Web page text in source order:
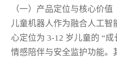
（一）产品定位与核心价值
儿童机器人作为融合人工智
心定位为 3-12 岁儿童的 “成
情感陪伴与安全监护功能。